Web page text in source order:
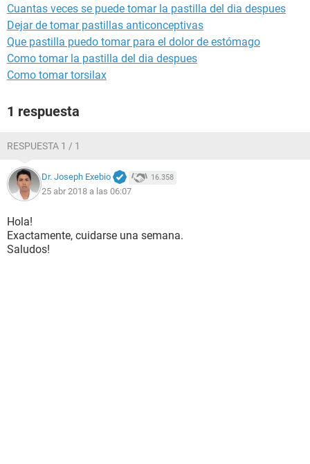
Cuantas veces se puede tomar la pastilla del dia despues
Dejar de tomar pastillas anticonceptivas
Que pastilla puedo tomar para el dolor de estómago
Como tomar la pastilla del dia despues
Como tomar torsilax
1 respuesta
RESPUESTA 1 / 1
Dr. Joseph Exebio 16.358
25 abr 2018 a las 06:07
Hola!
Exactamente, cuidarse una semana.
Saludos!